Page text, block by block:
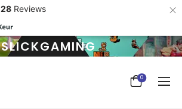
28 Reviews ×
SLICKGAMING
0